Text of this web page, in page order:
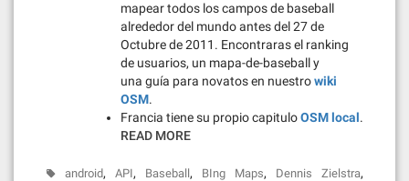
mapear todos los campos de baseball
alrededor del mundo antes del 27 de
Octubre de 2011. Encontraras el ranking
de usuarios, un mapa-de-baseball y
una guía para novatos en nuestrowiki
OSM.
Francia tiene su propio capituloOSM local.
READ MORE
android, API, Baseball, BIng Maps, Dennis Zielstra,